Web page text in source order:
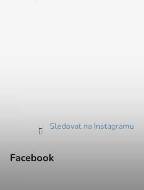
Sledovat na Instagramu
Facebook